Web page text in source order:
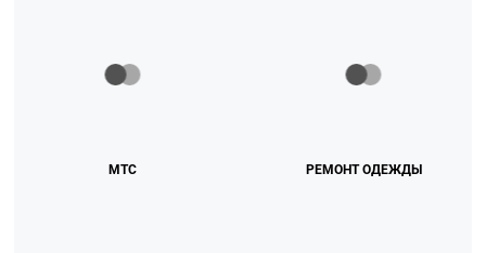
МТС РЕМОНТ ОДЕЖДЫ